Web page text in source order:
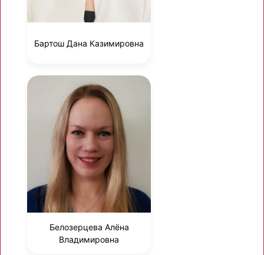
Бартош Дана Казимировна
Белозерцева Алёна
Владимировна